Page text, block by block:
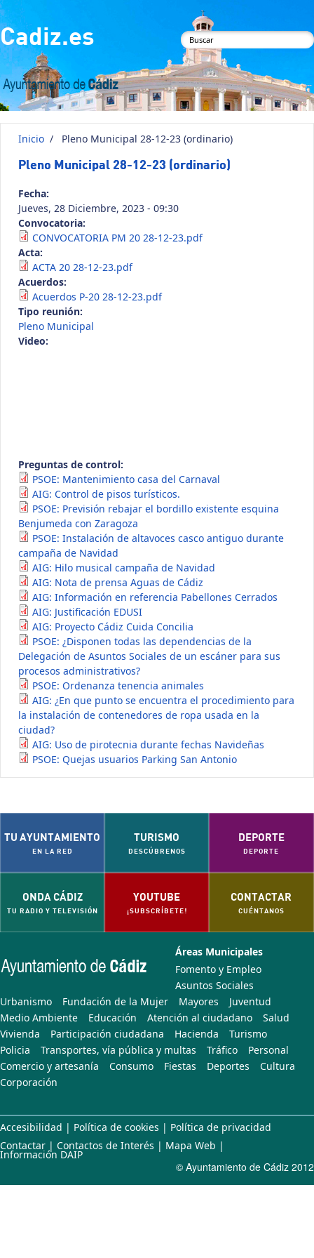
Pasar al contenido principal
Cadiz.es
Formulario de
búsqueda
Inicio / Pleno Municipal 28-12-23 (ordinario)
Pleno Municipal 28-12-23 (ordinario)
Fecha:
Jueves, 28 Diciembre, 2023 - 09:30
Convocatoria:
CONVOCATORIA PM 20 28-12-23.pdf
Acta:
ACTA 20 28-12-23.pdf
Acuerdos:
Acuerdos P-20 28-12-23.pdf
Tipo reunión:
Pleno Municipal
Video:
Preguntas de control:
PSOE: Mantenimiento casa del Carnaval
AIG: Control de pisos turísticos.
PSOE: Previsión rebajar el bordillo existente esquina
Benjumeda con Zaragoza
PSOE: Instalación de altavoces casco antiguo durante
campaña de Navidad
AIG: Hilo musical campaña de Navidad
AIG: Nota de prensa Aguas de Cádiz
AIG: Información en referencia Pabellones Cerrados
AIG: Justificación EDUSI
AIG: Proyecto Cádiz Cuida Concilia
PSOE: ¿Disponen todas las dependencias de la
Delegación de Asuntos Sociales de un escáner para sus
procesos administrativos?
PSOE: Ordenanza tenencia animales
AIG: ¿En que punto se encuentra el procedimiento para
la instalación de contenedores de ropa usada en la
ciudad?
AIG: Uso de pirotecnia durante fechas Navideñas
PSOE: Quejas usuarios Parking San Antonio
TU AYUNTAMIENTO
EN LA RED
TURISMO
DESCÚBRENOS
DEPORTE
DEPORTE
ONDA CÁDIZ
TU RADIO Y TELEVISIÓN
YOUTUBE
¡SUBSCRÍBETE!
CONTACTAR
CUÉNTANOS
Áreas Municipales
Fomento y Empleo
Asuntos Sociales
Urbanismo
Fundación de la Mujer Mayores
Juventud
Medio Ambiente
Educación Atención al ciudadano
Salud
Vivienda
Participación ciudadana Hacienda
Turismo
Policia
Transportes, vía pública y multas Tráfico
Personal
Comercio y artesanía
Consumo Fiestas Deportes
Cultura
Corporación
Accesibilidad | Política de cookies | Política de privacidad
Contactar | Contactos de Interés | Mapa Web |
Información DAIP
© Ayuntamiento de Cádiz 2012